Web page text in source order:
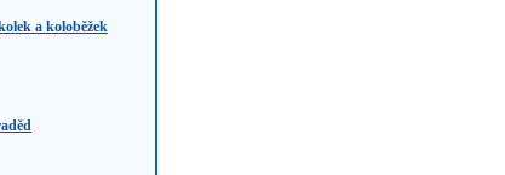
a koloběžek